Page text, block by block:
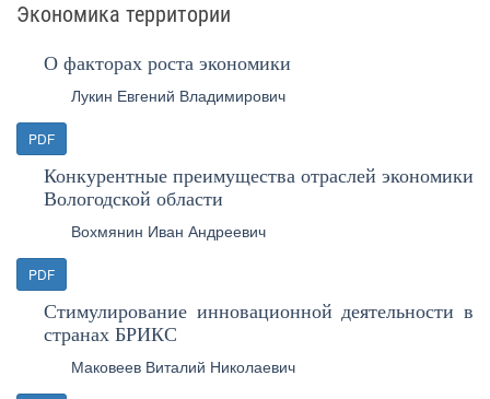
Экономика территории
О факторах роста экономики
Лукин Евгений Владимирович
PDF
Конкурентные преимущества отраслей экономики
Вологодской области
Вохмянин Иван Андреевич
PDF
Стимулирование инновационной деятельности в
странах БРИКС
Маковеев Виталий Николаевич